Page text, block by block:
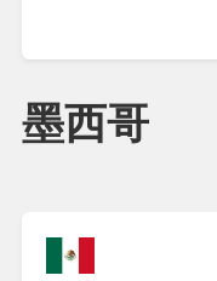
墨西哥